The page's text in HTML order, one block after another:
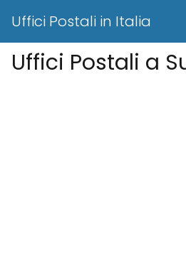
Uffici Postali in Italia
Uffici Postali a